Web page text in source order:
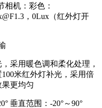
相机：彩色：
，0Lux（红外灯开
用暖色调和柔化处理，
米红外灯补光，采用倍
更均匀
垂直范围：-20°～90°